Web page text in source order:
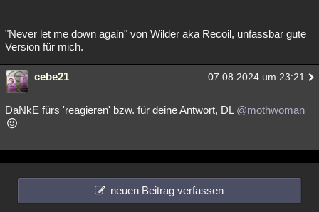
"Never let me down again" von Wilder aka Recoil, unfassbar gute
Version für mich.
cebe21 07.08.2024 um 23:21
DaNkE fürs 'reagieren' bzw. für deine Antwort, DL @mothwoman
neuen Beitrag verfassen